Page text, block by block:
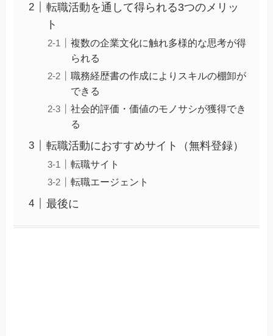
転職活動を通して得られる3つのメリッ
ト
複数の企業文化に触れ多様的な思考が得
られる
職務経歴書の作成によりスキルの棚卸が
できる
社会的評価・価値のモノサシが獲得でき
る
転職活動におすすめサイト（無料登録）
転職サイト
転職エージェント
最後に